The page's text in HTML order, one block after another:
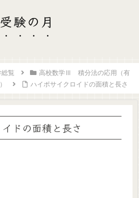
受験の月
覧
高校数学Ⅲ 積分法の応用（有
ハイポサイクロイドの面積と長さ
ドの面積と長さ